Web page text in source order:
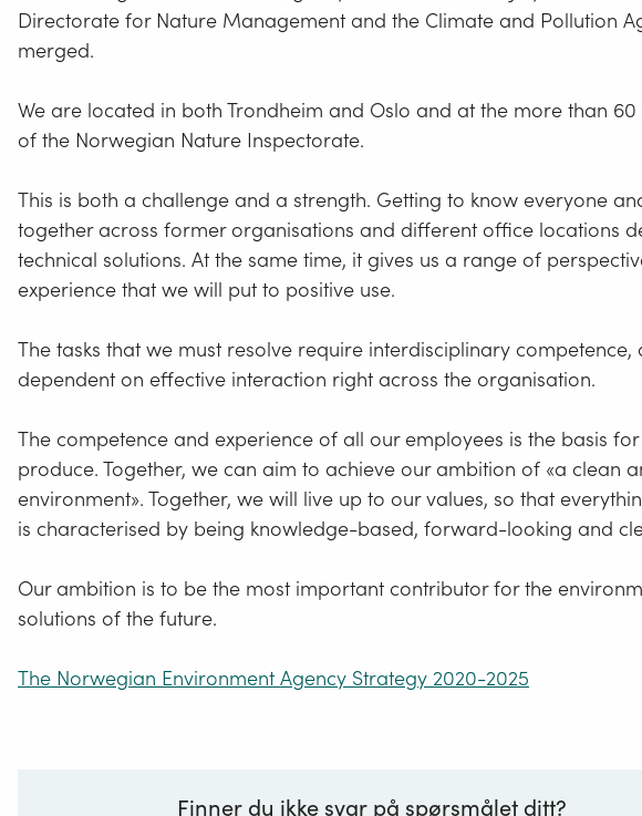
Directorate for Nature Management and the Climate and Pollution
merged.
We are located in both Trondheim and Oslo and at the more than
of the Norwegian Nature Inspectorate.
This is both a challenge and a strength. Getting to know everyone
together across former organisations and different office locations
technical solutions. At the same time, it gives us a range of
experience that we will put to positive use.
The tasks that we must resolve require interdisciplinary competence,
dependent on effective interaction right across the organisation.
The competence and experience of all our employees is the basis
produce. Together, we can aim to achieve our ambition of «a clean
environment». Together, we will live up to our values, so that
is characterised by being knowledge-based, forward-looking and
Our ambition is to be the most important contributor for the
solutions of the future.
The Norwegian Environment Agency Strategy 2020-2025
Finner du ikke svar på spørsmålet ditt?